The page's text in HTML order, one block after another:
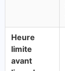
Heure
limite
avant